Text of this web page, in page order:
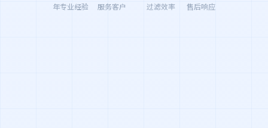
年专业经验 服务客户 过滤效率 售后响应